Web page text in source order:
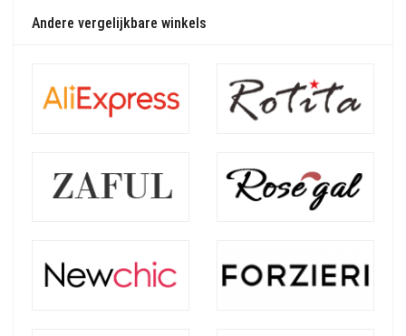
Andere vergelijkbare winkels